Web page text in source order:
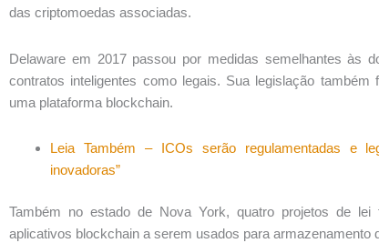
das criptomoedas associadas.
Delaware em 2017 passou por medidas semelhantes às
contratos inteligentes como legais. Sua legislação
uma plataforma blockchain.
Leia Também – ICOs serão regulamentadas e
inovadoras”
Também no estado de Nova York, quatro projetos de
aplicativos blockchain a serem usados para armazenamento